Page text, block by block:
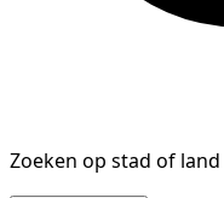
Zoeken op stad of land